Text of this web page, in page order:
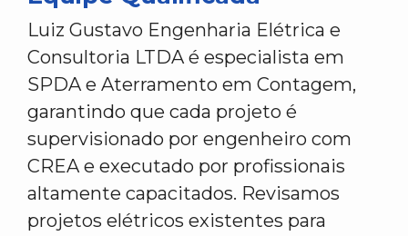
Luiz Gustavo Engenharia Elétrica e
Consultoria LTDA é especialista em
SPDA e Aterramento em Contagem,
garantindo que cada projeto é
supervisionado por engenheiro com
CREA e executado por profissionais
altamente capacitados. Revisamos
projetos elétricos existentes para